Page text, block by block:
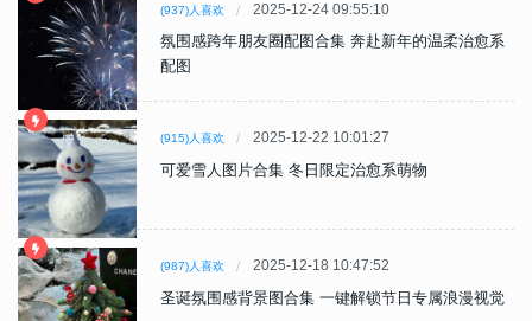
(937)人喜欢 2025-12-24 09:55:10
氛围感跨年朋友圈配图合集 奔赴新年的温柔治愈系
配图
(915)人喜欢 2025-12-22 10:01:27
可爱雪人图片合集 冬日限定治愈系萌物
(987)人喜欢 2025-12-18 10:47:52
圣诞氛围感背景图合集 一键解锁节日专属浪漫视觉